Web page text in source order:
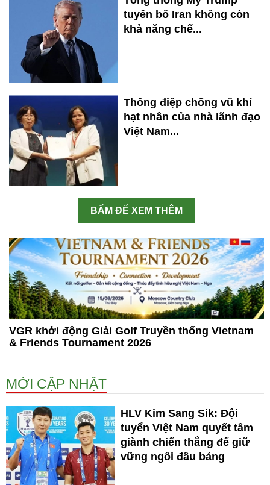
tuyên bố Iran không còn
khả năng chế...
Thông điệp chống vũ khí
hạt nhân của nhà lãnh đạo
Việt Nam...
BẤM ĐỂ XEM THÊM
VGR khởi động Giải Golf Truyền thống Vietnam
& Friends Tournament 2026
MỚI CẬP NHẬT
HLV Kim Sang Sik: Đội
tuyển Việt Nam quyết tâm
giành chiến thắng để giữ
vững ngôi đầu bảng